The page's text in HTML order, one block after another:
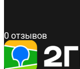
0 отзывов